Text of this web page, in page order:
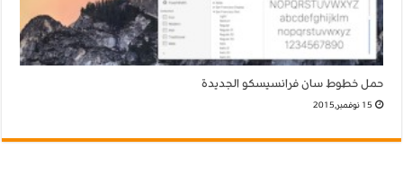
حمل خطوط سان فرانسيسكو الجديدة
15 نوفمبر,2015